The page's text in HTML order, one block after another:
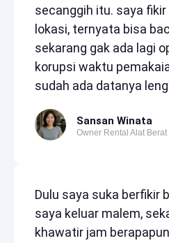
secanggih itu. saya
lokasi, ternyata bisa
sekarang gak ada lagi
korupsi waktu
sudah ada datanya
Sansan Winata
Owner Rental Alat Berat
Dulu saya suka berfikir
saya keluar malem,
khawatir jam